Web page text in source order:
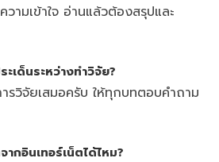
วามเข้าใจ อ่านแล้วต้องสรุปและ
ะเด็นระหว่างทำวิจัย?
รวิจัยเสมอครับ ให้ทุกบทตอบคำถาม
กอินเทอร์เน็ตได้ไหม?